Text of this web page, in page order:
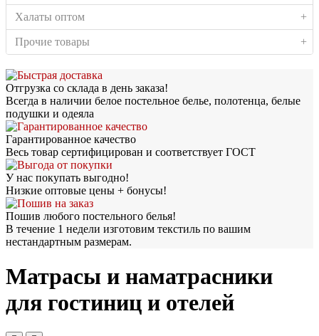
Халаты оптом +
Прочие товары +
Отгрузка со склада в день заказа!
Всегда в наличии белое постельное белье, полотенца, белые
подушки и одеяла
Гарантированное качество
Весь товар сертифицирован и соответствует ГОСТ
У нас покупать выгодно!
Низкие оптовые цены + бонусы!
Пошив любого постельного белья!
В течение 1 недели изготовим текстиль по вашим
нестандартным размерам.
Матрасы и наматрасники
для гостиниц и отелей